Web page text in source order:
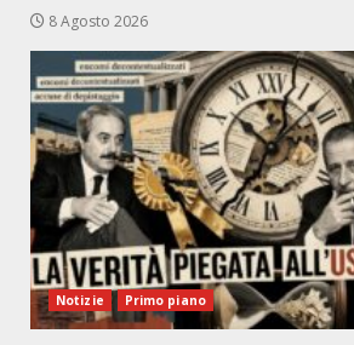
8 Agosto 2026
Notizie Primo piano